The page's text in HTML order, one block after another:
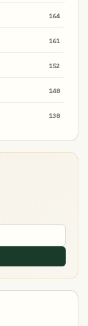
164
161
152
148
138